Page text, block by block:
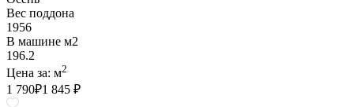
Вес поддона
1956
В машине м2
196.2
Цена за: м2
1 790₽1 845 ₽